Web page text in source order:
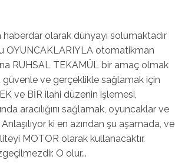
haberdar olarak dünyayı solumaktadır
OYUNCAKLARIYLA otomatikman
RUHSAL TEKAMÜL bir amaç olmak
ve gerçeklikle sağlamak için
ve BİR ilahi düzenin işlemesi,
aracılığını sağlamak, oyuncaklar ve
ki en azından şu aşamada, ve
MOTOR olarak kullanacaktır.
O olur...